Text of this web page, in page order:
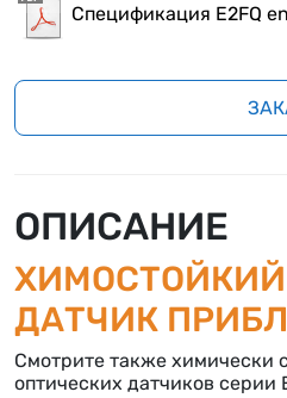
Спецификация E2FQ en
ОПИСАНИЕ
ДАТЧИК
Смотрите также химически
оптических датчиков серии